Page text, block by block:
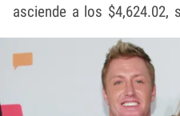
asciende a los $4,624.02,